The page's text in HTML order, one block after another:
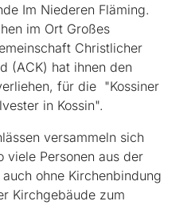
Im Niederen Fläming.
im Ort Großes
Christlicher
(ACK) hat ihnen den
für die "Kossiner
in Kossin".
versammeln sich
viele Personen aus der
ohne Kirchenbindung
Kirchgebäude zum